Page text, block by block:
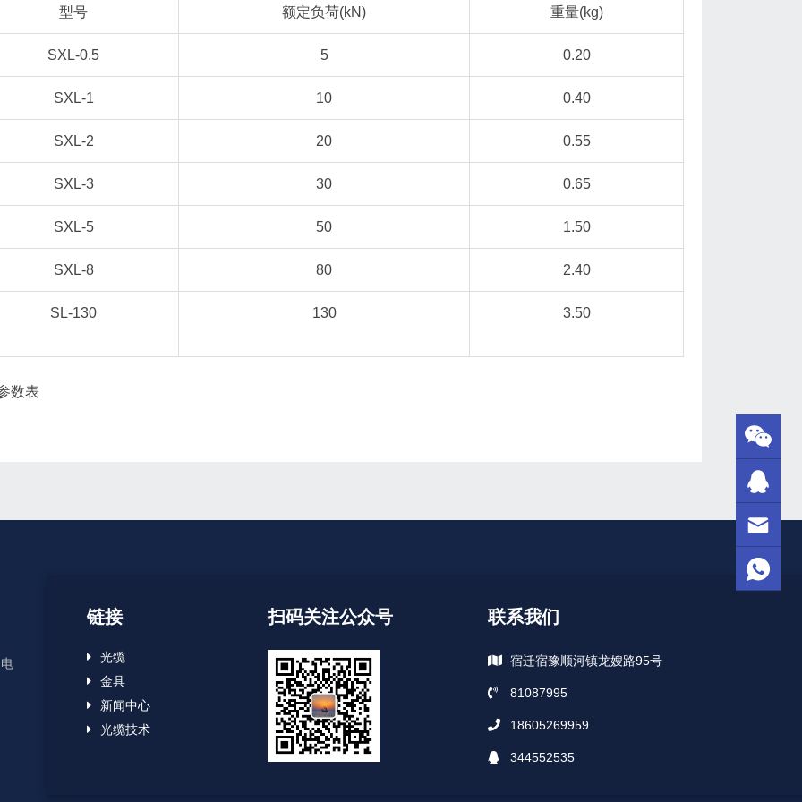
型号 额定负荷(kN) 重量(kg)
SXL-0.5 5 0.20
SXL-1 10 0.40
SXL-2 20 0.55
SXL-3 30 0.65
SXL-5 50 1.50
SXL-8 80 2.40
SL-130 130 3.50
数表
链接
光缆
金具
新闻中心
光缆技术
扫码关注公众号 联系我们
宿迁宿豫顺河镇龙嫂路95号
81087995
18605269959
344552535